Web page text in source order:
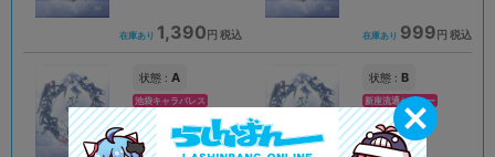
在庫あり 1,390 円 税込 在庫あり 999 円 税込
状態 : A
池袋キャラパレス
状態 : B
新座流通センター